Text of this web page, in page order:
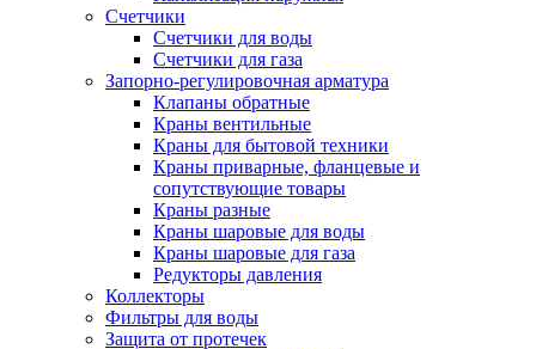
Счетчики
Счетчики для воды
Счетчики для газа
Запорно-регулировочная арматура
Клапаны обратные
Краны вентильные
Краны для бытовой техники
Краны приварные, фланцевые и
сопутствующие товары
Краны разные
Краны шаровые для воды
Краны шаровые для газа
Редукторы давления
Коллекторы
Фильтры для воды
Защита от протечек